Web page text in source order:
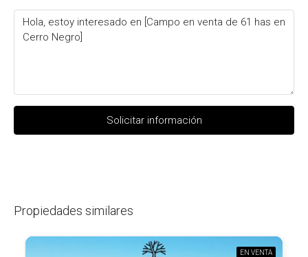
Solicitar información
Propiedades similares
EN VENTA